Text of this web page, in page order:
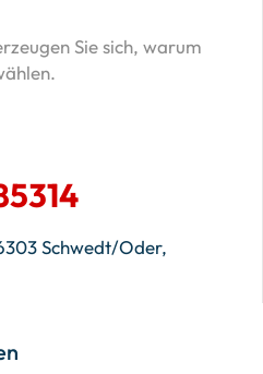
Sie sich, warum
Schwedt/Oder,